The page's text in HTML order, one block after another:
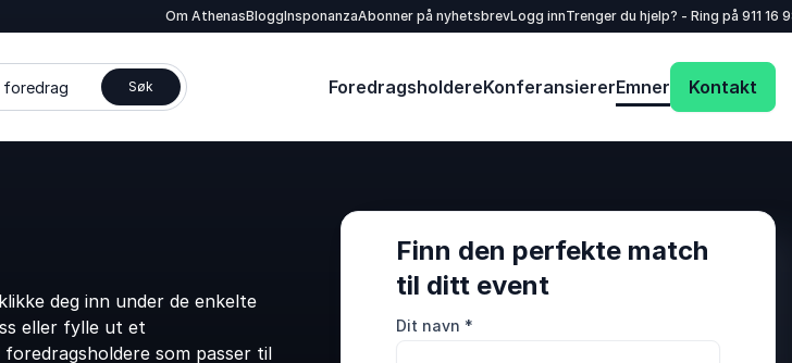
Om AthenasBloggInsponanzaAbonner på nyhetsbrevLogg innTrenger du hjelp? - Ring på 911 16
foredrag Søk ForedragsholdereKonferansiererEmner Kontakt
deg inn under de enkelte
eller fylle ut et
som passer til
Finn den perfekte match
til ditt event
Dit navn *